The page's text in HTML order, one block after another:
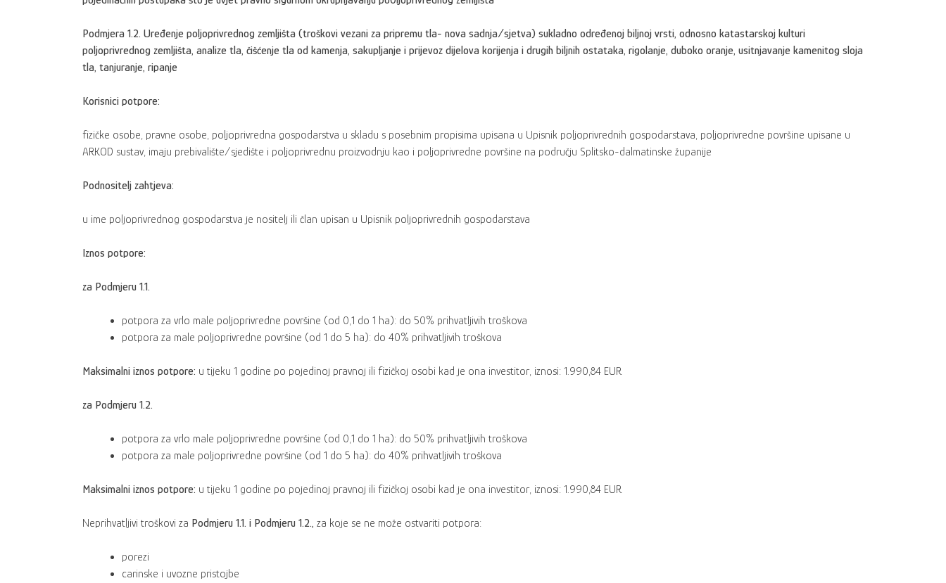
Podmjera 1.2. Uređenje poljoprivrednog zemljišta (troškovi vezani za pripremu tla- nova sadnja/sjetva) sukladno određenoj biljnoj vrsti, odnosno katastarskoj kulturi
poljoprivrednog zemljišta, analize tla, čišćenje tla od kamenja, sakupljanje i prijevoz dijelova korijenja i drugih biljnih ostataka, rigolanje, duboko oranje, usitnjavanje kamenitog sloja
tla, tanjuranje, ripanje
Korisnici potpore:
fizičke osobe, pravne osobe, poljoprivredna gospodarstva u skladu s posebnim propisima upisana u Upisnik poljoprivrednih gospodarstava, poljoprivredne površine upisane u
ARKOD sustav, imaju prebivalište/sjedište i poljoprivrednu proizvodnju kao i poljoprivredne površine na području Splitsko-dalmatinske županije
Podnositelj zahtjeva:
u ime poljoprivrednog gospodarstva je nositelj ili član upisan u Upisnik poljoprivrednih gospodarstava
Iznos potpore:
za Podmjeru 1.1.
potpora za vrlo male poljoprivredne površine (od 0,1 do 1 ha): do 50% prihvatljivih troškova
potpora za male poljoprivredne površine (od 1 do 5 ha): do 40% prihvatljivih troškova
Maksimalni iznos potpore: u tijeku 1 godine po pojedinoj pravnoj ili fizičkoj osobi kad je ona investitor, iznosi: 1.990,84 EUR
za Podmjeru 1.2.
potpora za vrlo male poljoprivredne površine (od 0,1 do 1 ha): do 50% prihvatljivih troškova
potpora za male poljoprivredne površine (od 1 do 5 ha): do 40% prihvatljivih troškova
Maksimalni iznos potpore: u tijeku 1 godine po pojedinoj pravnoj ili fizičkoj osobi kad je ona investitor, iznosi: 1.990,84 EUR
Neprihvatljivi troškovi za Podmjeru 1.1. i Podmjeru 1.2., za koje se ne može ostvariti potpora:
porezi
carinske i uvozne pristojbe